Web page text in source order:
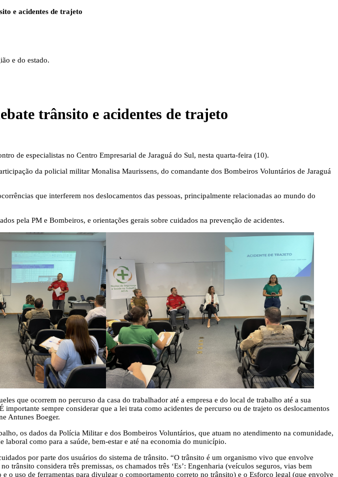
e acidentes de trajeto
e do estado.
trânsito e acidentes de trajeto
de especialistas no Centro Empresarial de Jaraguá do Sul, nesta quarta-feira (10).
da policial militar Monalisa Maurissens, do comandante dos Bombeiros Voluntários de Jaraguá
que interferem nos deslocamentos das pessoas, principalmente relacionadas ao mundo do
pela PM e Bombeiros, e orientações gerais sobre cuidados na prevenção de acidentes.
que ocorrem no percurso da casa do trabalhador até a empresa e do local de trabalho até a sua
sempre considerar que a lei trata como acidentes de percurso ou de trajeto os deslocamentos
Antunes Boeger.
os dados da Polícia Militar e dos Bombeiros Voluntários, que atuam no atendimento na comunidade,
como para a saúde, bem-estar e até na economia do município.
por parte dos usuários do sistema de trânsito. “O trânsito é um organismo vivo que envolve
considera três premissas, os chamados três ‘Es’: Engenharia (veículos seguros, vias bem
o uso de ferramentas para divulgar o comportamento correto no trânsito) e o Esforço legal (que envolve